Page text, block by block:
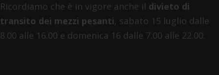
Ricordiamo che è in vigore anche il divieto di
transito dei mezzi pesanti, sabato 15 luglio dalle
8.00 alle 16.00 e domenica 16 dalle 7.00 alle 22.00.